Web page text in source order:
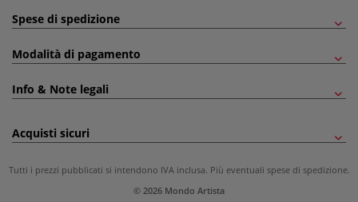
Spese di spedizione
Modalità di pagamento
Info & Note legali
Acquisti sicuri
Tutti i prezzi pubblicati si intendono IVA inclusa. Più eventuali spese di spedizione.
© 2026 Mondo Artista